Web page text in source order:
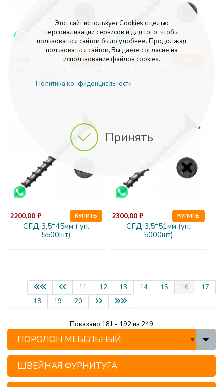
Принять
Этот сайт использует Cookies с целью
персонализации сервисов и для того, чтобы
пользоваться сайтом было удобнее. Продолжая
пользоваться сайтом, Вы даете согласие на
использование файлов cookies.
Политика конфиденциальности
КУПИТЬ
/ 8000 шт
3139,50 ₽
2200,00 ₽ КУПИТЬ
СГД 3,5*45мм ( уп.
5500шт)
2300,00 ₽ КУПИТЬ
СГД 3,5*51мм (уп.
5000шт)
11 12 13 14 15 16
17
18
19 20
Показано 181 - 192 из 249
ПОРОЛОН МЕБЕЛЬНЫЙ
ШВЕЙНАЯ ФУРНИТУРА